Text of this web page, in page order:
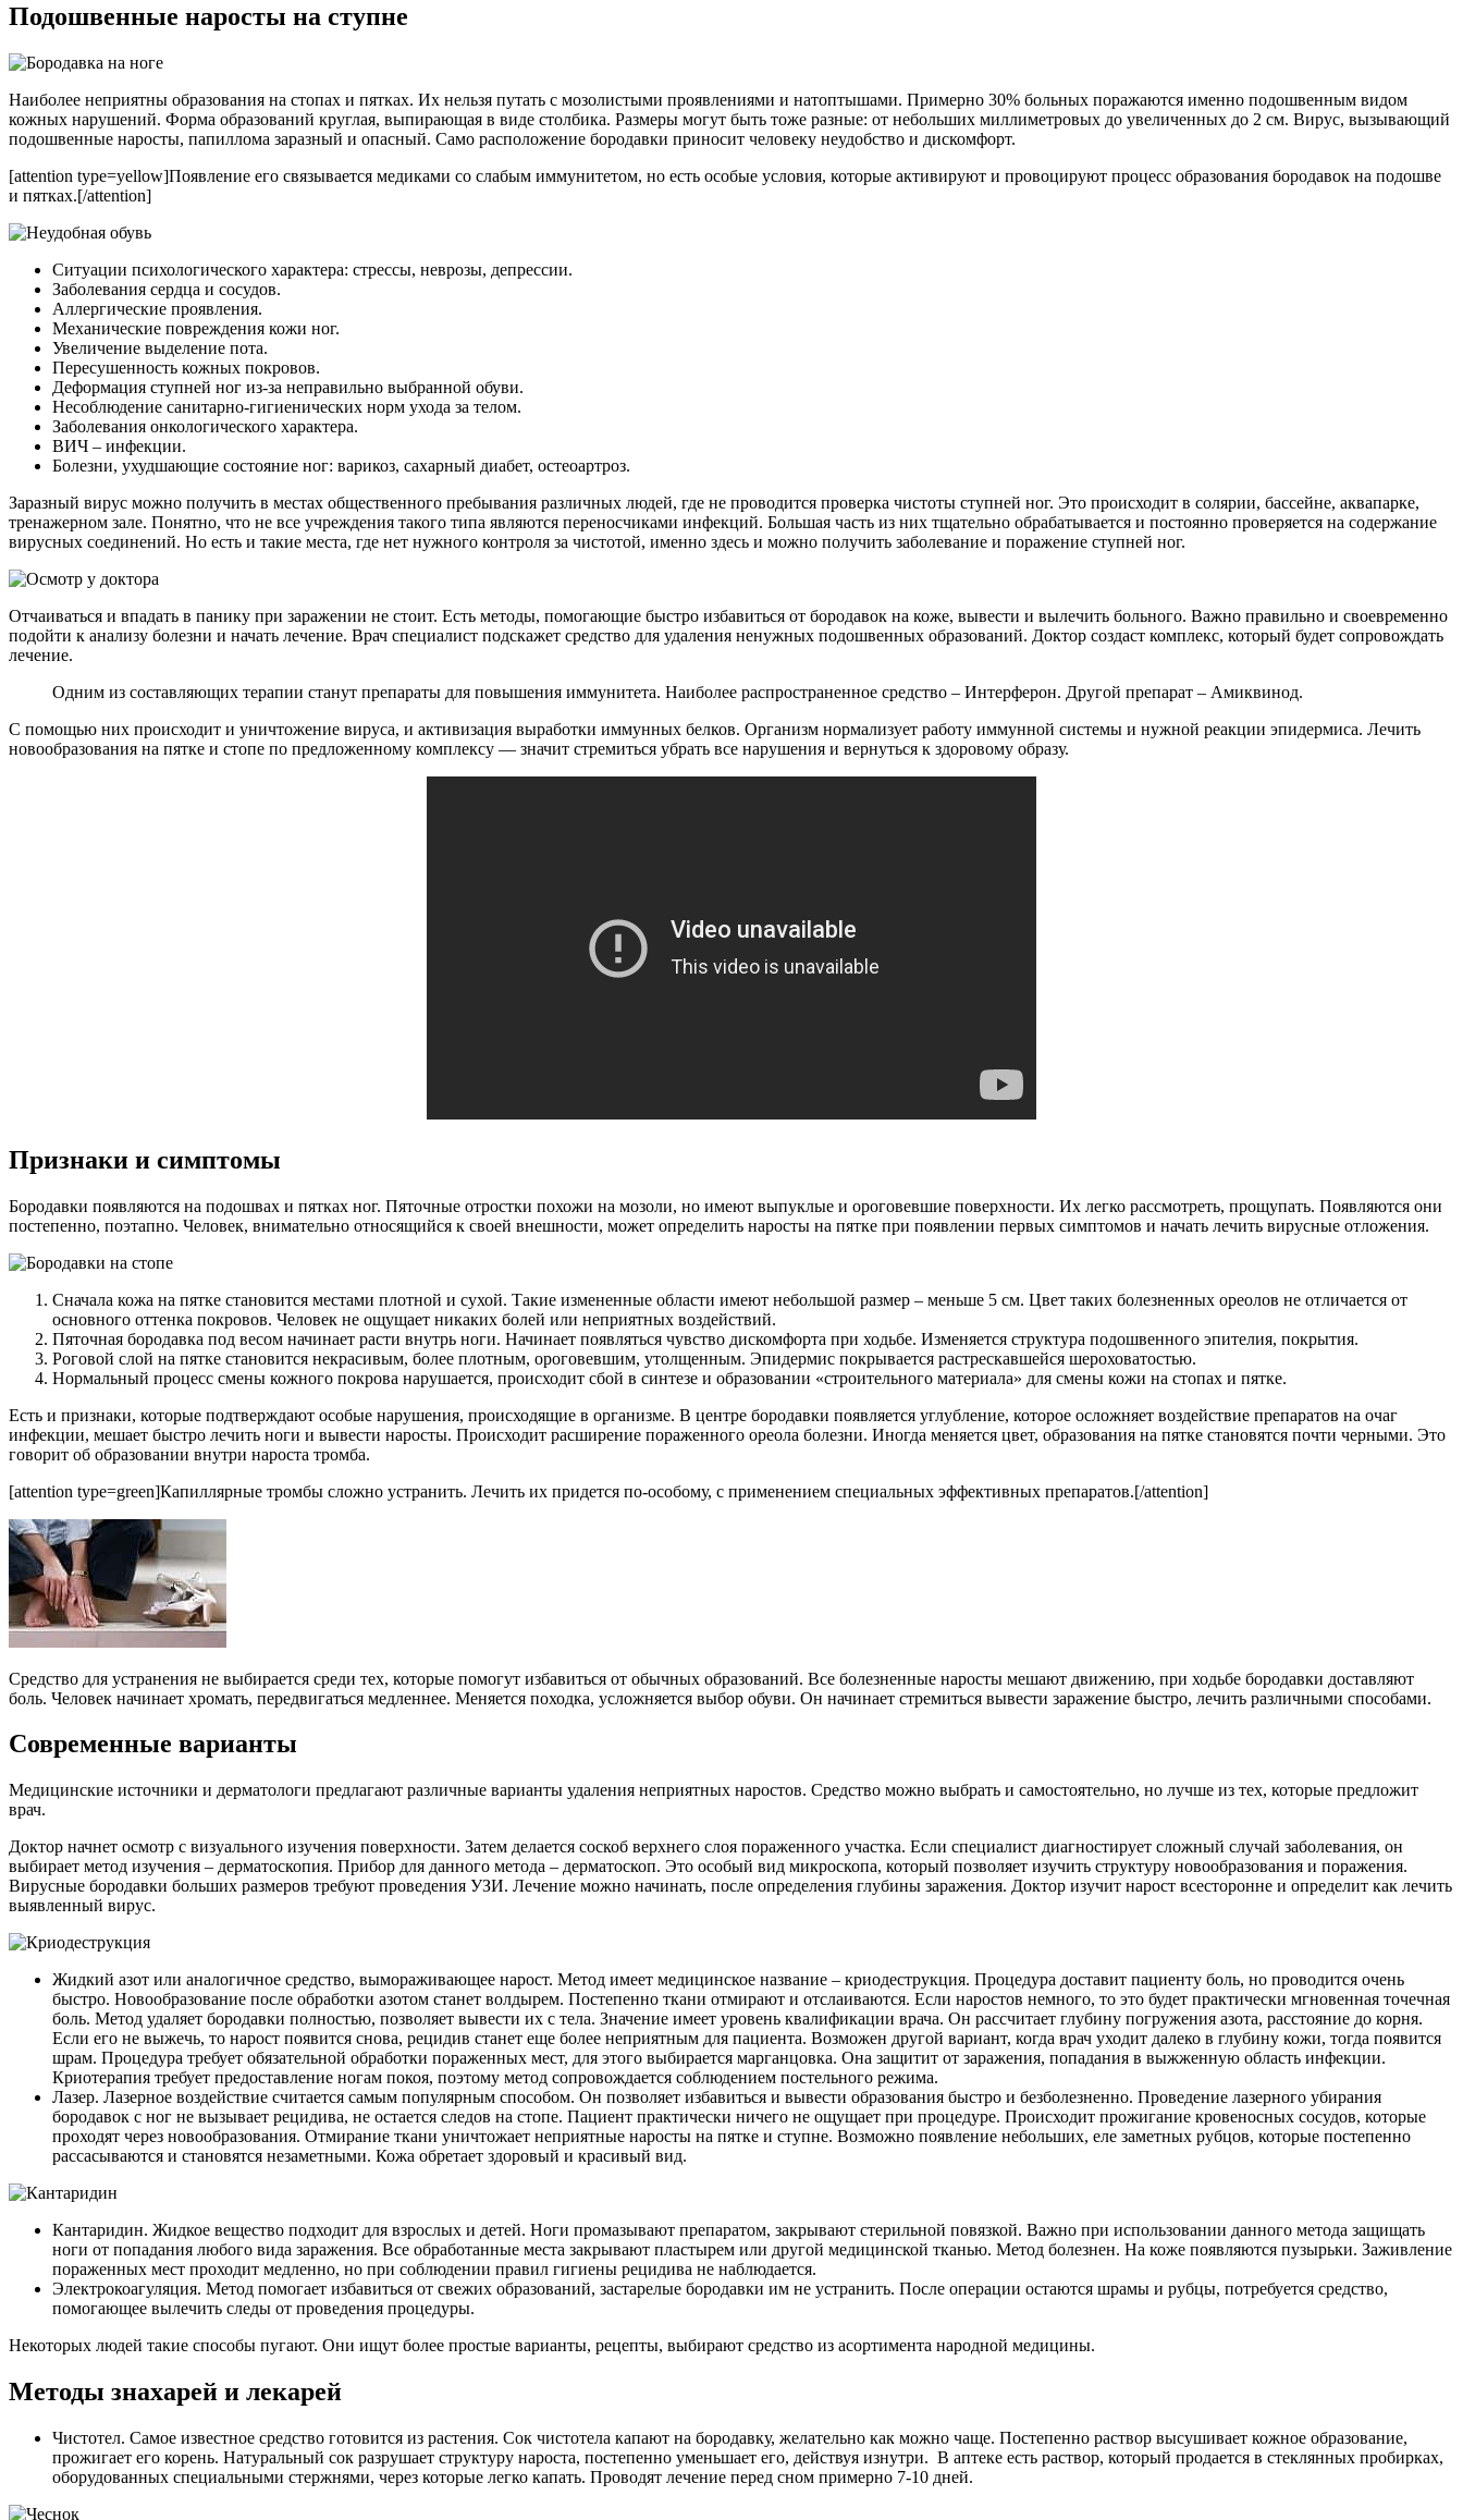
Подошвенные наросты на ступне
Наиболее неприятны образования на стопах и пятках. Их нельзя путать с мозолистыми проявлениями и натоптышами. Примерно 30% больных поражаются именно подошвенным видом
кожных нарушений. Форма образований круглая, выпирающая в виде столбика. Размеры могут быть тоже разные: от небольших миллиметровых до увеличенных до 2 см. Вирус, вызывающий
подошвенные наросты, папиллома заразный и опасный. Само расположение бородавки приносит человеку неудобство и дискомфорт.
[attention type=yellow]Появление его связывается медиками со слабым иммунитетом, но есть особые условия, которые активируют и провоцируют процесс образования бородавок на подошве
и пятках.[/attention]
Ситуации психологического характера: стрессы, неврозы, депрессии.
Заболевания сердца и сосудов.
Аллергические проявления.
Механические повреждения кожи ног.
Увеличение выделение пота.
Пересушенность кожных покровов.
Деформация ступней ног из-за неправильно выбранной обуви.
Несоблюдение санитарно-гигиенических норм ухода за телом.
Заболевания онкологического характера.
ВИЧ – инфекции.
Болезни, ухудшающие состояние ног: варикоз, сахарный диабет, остеоартроз.
Заразный вирус можно получить в местах общественного пребывания различных людей, где не проводится проверка чистоты ступней ног. Это происходит в солярии, бассейне, аквапарке,
тренажерном зале. Понятно, что не все учреждения такого типа являются переносчиками инфекций. Большая часть из них тщательно обрабатывается и постоянно проверяется на содержание
вирусных соединений. Но есть и такие места, где нет нужного контроля за чистотой, именно здесь и можно получить заболевание и поражение ступней ног.
Отчаиваться и впадать в панику при заражении не стоит. Есть методы, помогающие быстро избавиться от бородавок на коже, вывести и вылечить больного. Важно правильно и своевременно
подойти к анализу болезни и начать лечение. Врач специалист подскажет средство для удаления ненужных подошвенных образований. Доктор создаст комплекс, который будет сопровождать
лечение.
Одним из составляющих терапии станут препараты для повышения иммунитета. Наиболее распространенное средство – Интерферон. Другой препарат – Амиквинод.
С помощью них происходит и уничтожение вируса, и активизация выработки иммунных белков. Организм нормализует работу иммунной системы и нужной реакции эпидермиса. Лечить
новообразования на пятке и стопе по предложенному комплексу — значит стремиться убрать все нарушения и вернуться к здоровому образу.
Признаки и симптомы
Бородавки появляются на подошвах и пятках ног. Пяточные отростки похожи на мозоли, но имеют выпуклые и ороговевшие поверхности. Их легко рассмотреть, прощупать. Появляются они
постепенно, поэтапно. Человек, внимательно относящийся к своей внешности, может определить наросты на пятке при появлении первых симптомов и начать лечить вирусные отложения.
Сначала кожа на пятке становится местами плотной и сухой. Такие измененные области имеют небольшой размер – меньше 5 см. Цвет таких болезненных ореолов не отличается от
основного оттенка покровов. Человек не ощущает никаких болей или неприятных воздействий.
Пяточная бородавка под весом начинает расти внутрь ноги. Начинает появляться чувство дискомфорта при ходьбе. Изменяется структура подошвенного эпителия, покрытия.
Роговой слой на пятке становится некрасивым, более плотным, ороговевшим, утолщенным. Эпидермис покрывается растрескавшейся шероховатостью.
Нормальный процесс смены кожного покрова нарушается, происходит сбой в синтезе и образовании «строительного материала» для смены кожи на стопах и пятке.
Есть и признаки, которые подтверждают особые нарушения, происходящие в организме. В центре бородавки появляется углубление, которое осложняет воздействие препаратов на очаг
инфекции, мешает быстро лечить ноги и вывести наросты. Происходит расширение пораженного ореола болезни. Иногда меняется цвет, образования на пятке становятся почти черными. Это
говорит об образовании внутри нароста тромба.
[attention type=green]Капиллярные тромбы сложно устранить. Лечить их придется по-особому, с применением специальных эффективных препаратов.[/attention]
Средство для устранения не выбирается среди тех, которые помогут избавиться от обычных образований. Все болезненные наросты мешают движению, при ходьбе бородавки доставляют
боль. Человек начинает хромать, передвигаться медленнее. Меняется походка, усложняется выбор обуви. Он начинает стремиться вывести заражение быстро, лечить различными способами.
Современные варианты
Медицинские источники и дерматологи предлагают различные варианты удаления неприятных наростов. Средство можно выбрать и самостоятельно, но лучше из тех, которые предложит
врач.
Доктор начнет осмотр с визуального изучения поверхности. Затем делается соскоб верхнего слоя пораженного участка. Если специалист диагностирует сложный случай заболевания, он
выбирает метод изучения – дерматоскопия. Прибор для данного метода – дерматоскоп. Это особый вид микроскопа, который позволяет изучить структуру новообразования и поражения.
Вирусные бородавки больших размеров требуют проведения УЗИ. Лечение можно начинать, после определения глубины заражения. Доктор изучит нарост всесторонне и определит как лечить
выявленный вирус.
Жидкий азот или аналогичное средство, вымораживающее нарост. Метод имеет медицинское название – криодеструкция. Процедура доставит пациенту боль, но проводится очень
быстро. Новообразование после обработки азотом станет волдырем. Постепенно ткани отмирают и отслаиваются. Если наростов немного, то это будет практически мгновенная точечная
боль. Метод удаляет бородавки полностью, позволяет вывести их с тела. Значение имеет уровень квалификации врача. Он рассчитает глубину погружения азота, расстояние до корня.
Если его не выжечь, то нарост появится снова, рецидив станет еще более неприятным для пациента. Возможен другой вариант, когда врач уходит далеко в глубину кожи, тогда появится
шрам. Процедура требует обязательной обработки пораженных мест, для этого выбирается марганцовка. Она защитит от заражения, попадания в выжженную область инфекции.
Криотерапия требует предоставление ногам покоя, поэтому метод сопровождается соблюдением постельного режима.
Лазер. Лазерное воздействие считается самым популярным способом. Он позволяет избавиться и вывести образования быстро и безболезненно. Проведение лазерного убирания
бородавок с ног не вызывает рецидива, не остается следов на стопе. Пациент практически ничего не ощущает при процедуре. Происходит прожигание кровеносных сосудов, которые
проходят через новообразования. Отмирание ткани уничтожает неприятные наросты на пятке и ступне. Возможно появление небольших, еле заметных рубцов, которые постепенно
рассасываются и становятся незаметными. Кожа обретает здоровый и красивый вид.
Кантаридин. Жидкое вещество подходит для взрослых и детей. Ноги промазывают препаратом, закрывают стерильной повязкой. Важно при использовании данного метода защищать
ноги от попадания любого вида заражения. Все обработанные места закрывают пластырем или другой медицинской тканью. Метод болезнен. На коже появляются пузырьки. Заживление
пораженных мест проходит медленно, но при соблюдении правил гигиены рецидива не наблюдается.
Электрокоагуляция. Метод помогает избавиться от свежих образований, застарелые бородавки им не устранить. После операции остаются шрамы и рубцы, потребуется средство,
помогающее вылечить следы от проведения процедуры.
Некоторых людей такие способы пугают. Они ищут более простые варианты, рецепты, выбирают средство из асортимента народной медицины.
Методы знахарей и лекарей
Чистотел. Самое известное средство готовится из растения. Сок чистотела капают на бородавку, желательно как можно чаще. Постепенно раствор высушивает кожное образование,
прожигает его корень. Натуральный сок разрушает структуру нароста, постепенно уменьшает его, действуя изнутри. В аптеке есть раствор, который продается в стеклянных пробирках,
оборудованных специальными стержнями, через которые легко капать. Проводят лечение перед сном примерно 7-10 дней.